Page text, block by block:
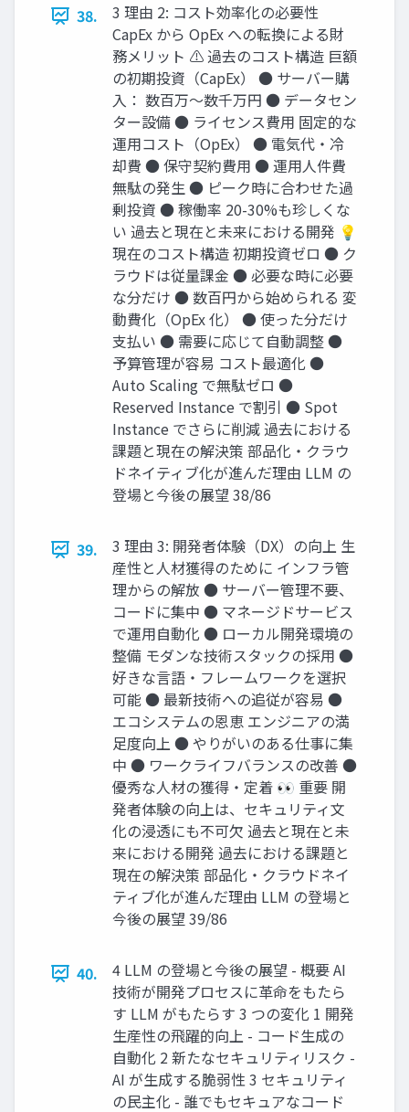
38.
3 理由 2: コスト効率化の必要性
CapEx から OpEx への転換による財
務メリット ⚠️ 過去のコスト構造 巨額
の初期投資（CapEx） ● サーバー購
入： 数百万〜数千万円 ● データセン
ター設備 ● ライセンス費用 固定的な
運用コスト（OpEx） ● 電気代・冷
却費 ● 保守契約費用 ● 運用人件費
無駄の発生 ● ピーク時に合わせた過
剰投資 ● 稼働率 20-30%も珍しくな
い 過去と現在と未来における開発 💡
現在のコスト構造 初期投資ゼロ ● ク
ラウドは従量課金 ● 必要な時に必要
な分だけ ● 数百円から始められる 変
動費化（OpEx 化） ● 使った分だけ
支払い ● 需要に応じて自動調整 ●
予算管理が容易 コスト最適化 ●
Auto Scaling で無駄ゼロ ●
Reserved Instance で割引 ● Spot
Instance でさらに削減 過去における
課題と現在の解決策 部品化・クラウ
ドネイティブ化が進んだ理由 LLM の
登場と今後の展望 38/86
39.
3 理由 3: 開発者体験（DX）の向上 生
産性と人材獲得のために インフラ管
理からの解放 ● サーバー管理不要、
コードに集中 ● マネージドサービス
で運用自動化 ● ローカル開発環境の
整備 モダンな技術スタックの採用 ●
好きな言語・フレームワークを選択
可能 ● 最新技術への追従が容易 ●
エコシステムの恩恵 エンジニアの満
足度向上 ● やりがいのある仕事に集
中 ● ワークライフバランスの改善 ●
優秀な人材の獲得・定着 👀 重要 開
発者体験の向上は、セキュリティ文
化の浸透にも不可欠 過去と現在と未
来における開発 過去における課題と
現在の解決策 部品化・クラウドネイ
ティブ化が進んだ理由 LLM の登場と
今後の展望 39/86
40.
4 LLM の登場と今後の展望 - 概要 AI
技術が開発プロセスに革命をもたら
す LLM がもたらす 3 つの変化 1 開発
生産性の飛躍的向上 - コード生成の
自動化 2 新たなセキュリティリスク -
AI が生成する脆弱性 3 セキュリティ
の民主化 - 誰でもセキュアなコード